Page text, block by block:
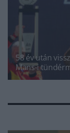
58 év után
Mans-i